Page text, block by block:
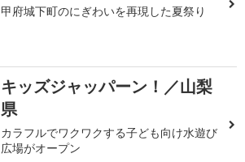
甲府城下町のにぎわいを再現した夏祭り
キッズジャッパーン！／山梨
県
カラフルでワクワクする子ども向け水遊び
広場がオープン